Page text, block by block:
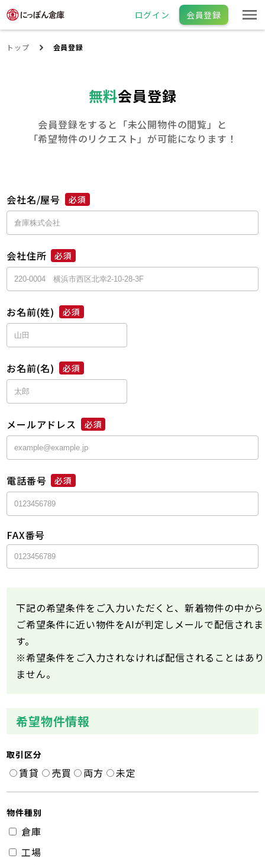
ログイン 会員登録
トップ 会員登録
無料会員登録
会員登録をすると「未公開物件の閲覧」と
「希望物件のリクエスト」が可能になります！
会社名/屋号 必須
会社住所 必須
お名前(姓) 必須
お名前(名) 必須
メールアドレス 必須
電話番号 必須
FAX番号
下記の希望条件をご入力いただくと、新着物件の中から
ご希望条件に近い物件をAIが判定しメールで配信されま
す。
※希望条件をご入力されなければ配信されることはあり
ません。
希望物件情報
取引区分
賃貸 売買 両方 未定
物件種別
倉庫
工場